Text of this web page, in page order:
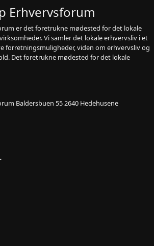
Erhvervsforum
er det foretrukne mødested for det lokale
Vi samler det lokale erhvervsliv i et
forretningsmuligheder, viden om erhvervsliv og
Det foretrukne mødested for det lokale
Baldersbuen 55 2640 Hedehusene